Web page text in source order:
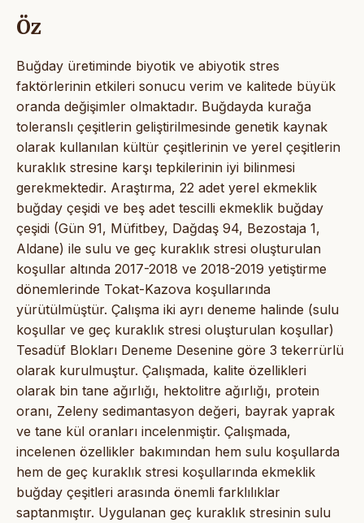
Öz
Buğday üretiminde biyotik ve abiyotik stres
faktörlerinin etkileri sonucu verim ve kalitede büyük
oranda değişimler olmaktadır. Buğdayda kurağa
toleranslı çeşitlerin geliştirilmesinde genetik kaynak
olarak kullanılan kültür çeşitlerinin ve yerel çeşitlerin
kuraklık stresine karşı tepkilerinin iyi bilinmesi
gerekmektedir. Araştırma, 22 adet yerel ekmeklik
buğday çeşidi ve beş adet tescilli ekmeklik buğday
çeşidi (Gün 91, Müfitbey, Dağdaş 94, Bezostaja 1,
Aldane) ile sulu ve geç kuraklık stresi oluşturulan
koşullar altında 2017-2018 ve 2018-2019 yetiştirme
dönemlerinde Tokat-Kazova koşullarında
yürütülmüştür. Çalışma iki ayrı deneme halinde (sulu
koşullar ve geç kuraklık stresi oluşturulan koşullar)
Tesadüf Blokları Deneme Desenine göre 3 tekerrürlü
olarak kurulmuştur. Çalışmada, kalite özellikleri
olarak bin tane ağırlığı, hektolitre ağırlığı, protein
oranı, Zeleny sedimantasyon değeri, bayrak yaprak
ve tane kül oranları incelenmiştir. Çalışmada,
incelenen özellikler bakımından hem sulu koşullarda
hem de geç kuraklık stresi koşullarında ekmeklik
buğday çeşitleri arasında önemli farklılıklar
saptanmıştır. Uygulanan geç kuraklık stresinin sulu